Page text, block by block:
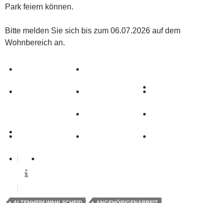
Park feiern können.
Bitte melden Sie sich bis zum 06.07.2026 auf dem
Wohnbereich an.